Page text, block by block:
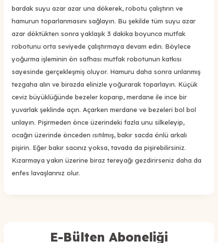
bardak suyu azar azar una dökerek, robotu çalıştırın ve
hamurun toparlanmasını sağlayın. Bu şekilde tüm suyu azar
azar döktükten sonra yaklaşık 3 dakika boyunca mutfak
robotunu orta seviyede çalıştırmaya devam edin. Böylece
yoğurma işleminin ön safhası mutfak robotunun katkısı
sayesinde gerçekleşmiş oluyor. Hamuru daha sonra unlanmış
tezgaha alın ve birazda elinizle yoğurarak toparlayın. Küçük
ceviz büyüklüğünde bezeler koparıp, merdane ile ince bir
yuvarlak şeklinde açın. Açarken merdane ve bezeleri bol bol
unlayın. Pişirmeden önce üzerindeki fazla unu silkeleyip,
ocağın üzerinde önceden ısıtılmış, bakır sacda önlü arkalı
pişirin. Eğer bakır sacınız yoksa, tavada da pişirebilirsiniz.
Kızarmaya yakın üzerine biraz tereyağı gezdirirseniz daha da
enfes lavaşlarınız olur.
E-Bülten Aboneliği